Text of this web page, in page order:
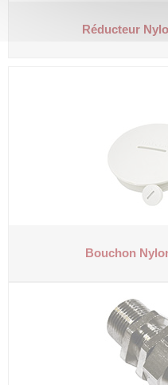
Réducteur
Bouchon